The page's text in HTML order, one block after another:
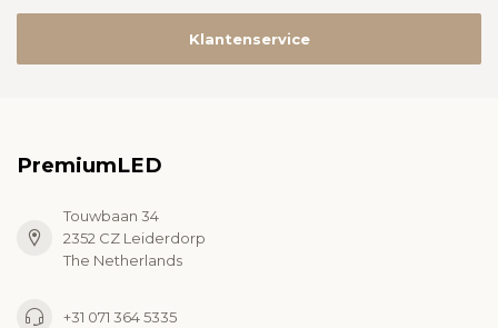
Klantenservice
PremiumLED
Touwbaan 34
2352 CZ Leiderdorp
The Netherlands
+31 071 364 5335